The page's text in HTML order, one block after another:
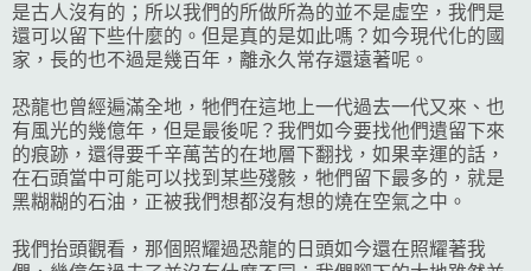
是古人沒有的；所以我們的所做所為的並不是虛空，我們是
還可以留下些什麼的。但是真的是如此嗎？如今現代化的國
家，長的也不過是幾百年，離永久常存還遠著呢。
恐龍也曾經遍滿全地，牠們在這地上一代過去一代又來、也
有風光的幾億年，但是最後呢？我們如今要找他們遺留下來
的痕跡，還得要千辛萬苦的在地層下翻找，如果幸運的話，
在石頭當中可能可以找到某些殘骸，牠們留下最多的，就是
黑糊糊的石油，正被我們想都沒有想的燒在空氣之中。
我們抬頭觀看，那個照耀過恐龍的日頭如今還在照耀著我